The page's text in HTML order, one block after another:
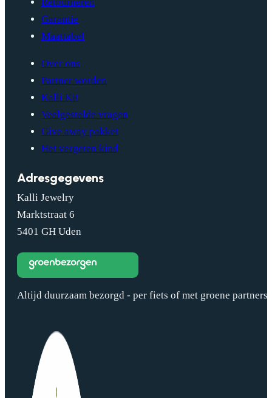
Retourneren
Garantie
Maattabel
Over ons
Partner worden
Kalli Kit
Veelgestelde vragen
Give away pakket
Het vergeten kind
Adresgegevens
Kalli Jewelry
Marktstraat 6
5401 GH Uden
Altijd duurzaam bezorgd - per fiets of met groene partners